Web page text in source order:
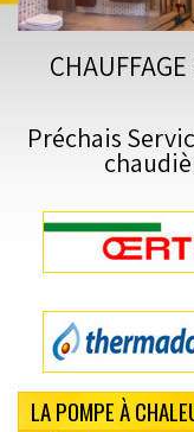
Préchais
LA POMPE À